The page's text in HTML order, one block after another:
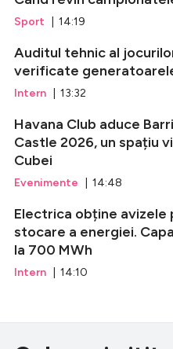
Sport | 14:19
Auditul tehnic al
verificate
Intern | 13:32
Havana Club aduce
Castle 2026, un spațiu
Cubei
Evenimente | 14:48
Electrica obține
stocare a energiei.
la 700 MWh
Intern | 14:10